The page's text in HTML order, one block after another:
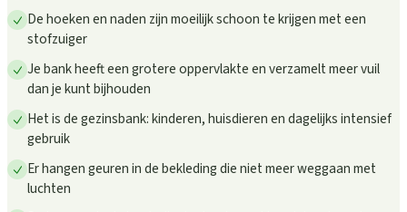
De hoeken en naden zijn moeilijk schoon te krijgen met een
stofzuiger
Je bank heeft een grotere oppervlakte en verzamelt meer vuil
dan je kunt bijhouden
Het is de gezinsbank: kinderen, huisdieren en dagelijks intensief
gebruik
Er hangen geuren in de bekleding die niet meer weggaan met
luchten